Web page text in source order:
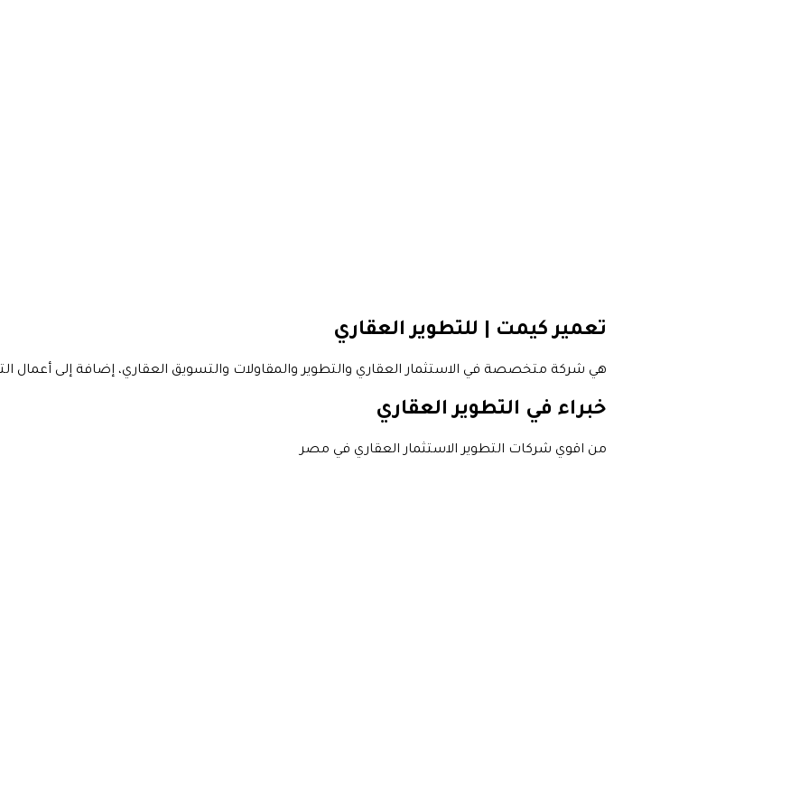
تعمير كيمت | للتطوير العقاري
هي شركة متخصصة في الاستثمار العقاري والتطوير والمقاولات والتسويق العقاري، إضافة إلى أعمال
خبراء في التطوير العقاري
من اقوي شركات التطوير الاستثمار العقاري في مصر